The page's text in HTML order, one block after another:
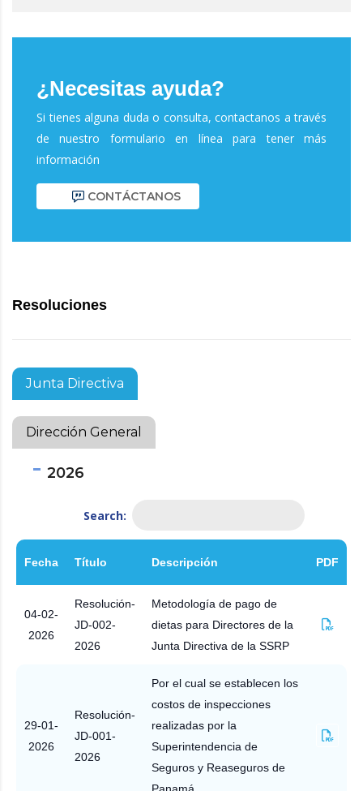
¿Necesitas ayuda?
Si tienes alguna duda o consulta, contactanos a través
de nuestro formulario en línea para tener más
información
CONTÁCTANOS
Resoluciones
Junta Directiva
Dirección General
2026
Search:
Fecha Título Descripción PDF
04-02-
2026
Resolución-
JD-002-
2026
Metodología de pago de
dietas para Directores de la
Junta Directiva de la SSRP
29-01-
2026
Resolución-
JD-001-
2026
Por el cual se establecen los
costos de inspecciones
realizadas por la
Superintendencia de
Seguros y Reaseguros de